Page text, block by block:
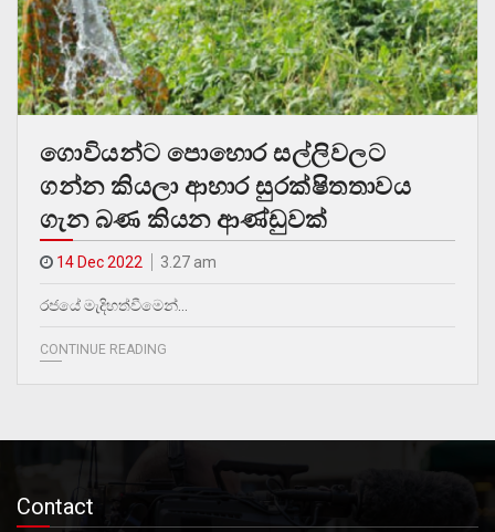
ගොවියන්ට පොහොර සල්ලිවලට
ගන්න කියලා ආහාර සුරක්ෂිතතාවය
ගැන බණ කියන ආණ්ඩුවක්
14 Dec 2022 3.27 am
රජයේ මැදිහත්වීමෙන්…
CONTINUE READING
Contact